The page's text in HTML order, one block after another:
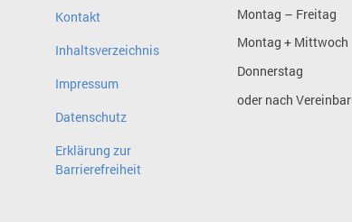
Kontakt
Inhaltsverzeichnis
Impressum
Datenschutz
Erklärung zur
Barrierefreiheit
Montag – Freitag
Montag + Mittwoch
Donnerstag
oder nach